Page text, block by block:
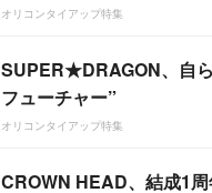
オリコンタイアップ特集
SUPER★DRAGON、自
フューチャー”
オリコンタイアップ特集
CROWN HEAD、結成1